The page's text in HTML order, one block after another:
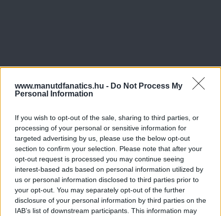
www.manutdfanatics.hu - Do Not Process My
Personal Information
If you wish to opt-out of the sale, sharing to third parties, or
processing of your personal or sensitive information for
targeted advertising by us, please use the below opt-out
section to confirm your selection. Please note that after your
opt-out request is processed you may continue seeing
interest-based ads based on personal information utilized by
us or personal information disclosed to third parties prior to
your opt-out. You may separately opt-out of the further
disclosure of your personal information by third parties on the
IAB’s list of downstream participants. This information may